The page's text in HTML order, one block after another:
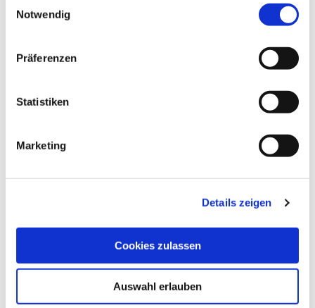
Notwendig
Präferenzen
Statistiken
Marketing
Details zeigen
Cookies zulassen
Auswahl erlauben